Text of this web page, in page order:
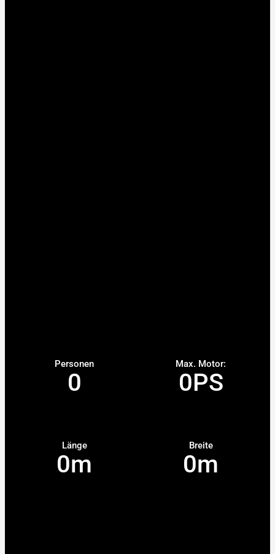
Personen
0
Max. Motor:
0PS
Länge
0m
Breite
0m